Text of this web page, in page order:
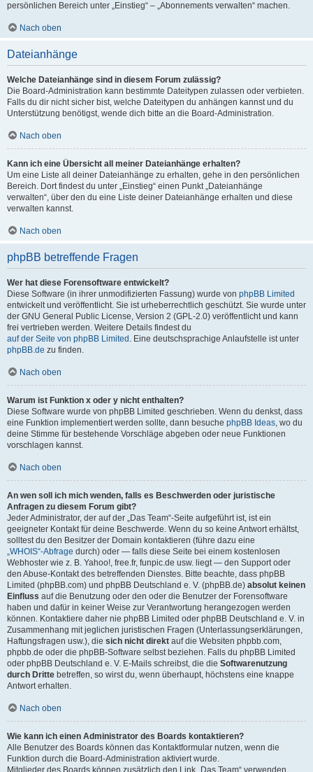
persönlichen Bereich unter „Einstieg“ – „Abonnements verwalten“ machen.
Nach oben
Dateianhänge
Welche Dateianhänge sind in diesem Forum zulässig?
Die Board-Administration kann bestimmte Dateitypen zulassen oder verbieten.
Falls du dir nicht sicher bist, welche Dateitypen du anhängen kannst und du
Unterstützung benötigst, wende dich bitte an die Board-Administration.
Nach oben
Kann ich eine Übersicht all meiner Dateianhänge erhalten?
Um eine Liste all deiner Dateianhänge zu erhalten, gehe in den persönlichen
Bereich. Dort findest du unter „Einstieg“ einen Punkt „Dateianhänge
verwalten“, über den du eine Liste deiner Dateianhänge erhalten und diese
verwalten kannst.
Nach oben
phpBB betreffende Fragen
Wer hat diese Forensoftware entwickelt?
Diese Software (in ihrer unmodifizierten Fassung) wurde von phpBB Limited
entwickelt und veröffentlicht. Sie ist urheberrechtlich geschützt. Sie wurde unter
der GNU General Public License, Version 2 (GPL-2.0) veröffentlicht und kann
frei vertrieben werden. Weitere Details findest du
auf der Seite von phpBB Limited . Eine deutschsprachige Anlaufstelle ist unter
phpBB.de zu finden.
Nach oben
Warum ist Funktion x oder y nicht enthalten?
Diese Software wurde von phpBB Limited geschrieben. Wenn du denkst, dass
eine Funktion implementiert werden sollte, dann besuche phpBB Ideas, wo du
deine Stimme für bestehende Vorschläge abgeben oder neue Funktionen
vorschlagen kannst.
Nach oben
An wen soll ich mich wenden, falls es Beschwerden oder juristische
Anfragen zu diesem Forum gibt?
Jeder Administrator, der auf der „Das Team“-Seite aufgeführt ist, ist ein
geeigneter Kontakt für deine Beschwerde. Wenn du so keine Antwort erhältst,
solltest du den Besitzer der Domain kontaktieren (führe dazu eine
„WHOIS“-Abfrage durch) oder — falls diese Seite bei einem kostenlosen
Webhoster wie z. B. Yahoo!, free.fr, funpic.de usw. liegt — den Support oder
den Abuse-Kontakt des betreffenden Dienstes. Bitte beachte, dass phpBB
Limited (phpBB.com) und phpBB Deutschland e. V. (phpBB.de) absolut keinen
Einfluss auf die Benutzung oder den oder die Benutzer der Forensoftware
haben und dafür in keiner Weise zur Verantwortung herangezogen werden
können. Kontaktiere daher nie phpBB Limited oder phpBB Deutschland e. V. in
Zusammenhang mit jeglichen juristischen Fragen (Unterlassungserklärungen,
Haftungsfragen usw.), die sich nicht direkt auf die Websiten phpbb.com,
phpbb.de oder die phpBB-Software selbst beziehen. Falls du phpBB Limited
oder phpBB Deutschland e. V. E-Mails schreibst, die die Softwarenutzung
durch Dritte betreffen, so wirst du, wenn überhaupt, höchstens eine knappe
Antwort erhalten.
Nach oben
Wie kann ich einen Administrator des Boards kontaktieren?
Alle Benutzer des Boards können das Kontaktformular nutzen, wenn die
Funktion durch die Board-Administration aktiviert wurde.
Mitglieder des Boards können zusätzlich den Link „Das Team“ verwenden.